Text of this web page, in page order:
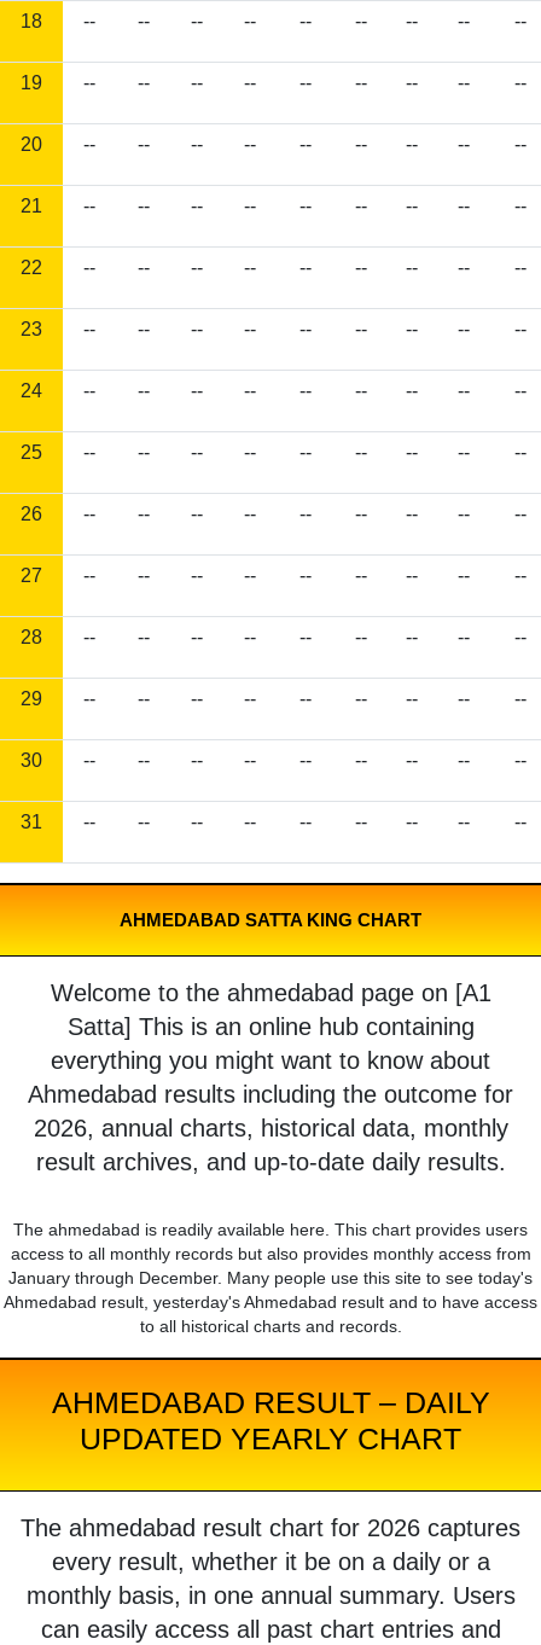
18 -- -- -- -- -- -- -- -- --
19 -- -- -- -- -- -- -- -- --
20 -- -- -- -- -- -- -- -- --
21 -- -- -- -- -- -- -- -- --
22 -- -- -- -- -- -- -- -- --
23 -- -- -- -- -- -- -- -- --
24 -- -- -- -- -- -- -- -- --
25 -- -- -- -- -- -- -- -- --
26 -- -- -- -- -- -- -- -- --
27 -- -- -- -- -- -- -- -- --
28 -- -- -- -- -- -- -- -- --
29 -- -- -- -- -- -- -- -- --
30 -- -- -- -- -- -- -- -- --
31 -- -- -- -- -- -- -- -- --
AHMEDABAD SATTA KING CHART
Welcome to the ahmedabad page on [A1
Satta] This is an online hub containing
everything you might want to know about
Ahmedabad results including the outcome for
2026, annual charts, historical data, monthly
result archives, and up-to-date daily results.
The ahmedabad is readily available here. This chart provides users
access to all monthly records but also provides monthly access from
January through December. Many people use this site to see today's
Ahmedabad result, yesterday's Ahmedabad result and to have access
to all historical charts and records.
AHMEDABAD RESULT – DAILY
UPDATED YEARLY CHART
The ahmedabad result chart for 2026 captures
every result, whether it be on a daily or a
monthly basis, in one annual summary. Users
can easily access all past chart entries and